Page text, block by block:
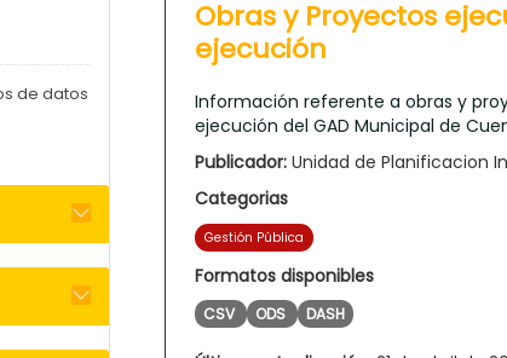
de datos
Obras y Proyectos
ejecución
Información referente a obras y
ejecución del GAD Municipal de
Publicador: Unidad de Planificacion
Categorias
Gestión Pública
Formatos disponibles
CSV ODS DASH